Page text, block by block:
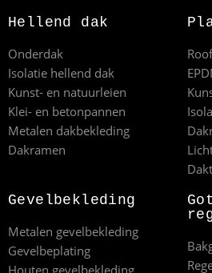
Hellend dak
Onderdak
Isolatie hellend dak
Kunst- en natuurleien
Klei- en betonpannen
Metalen dakbekleding
Dakramen
Gevelbekleding
Metalen gevelbekleding
Gevelbeplating
Houten gevelbekleding